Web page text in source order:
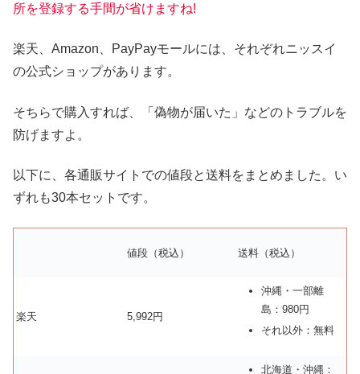
所を登録する手間が省けますね!
楽天、Amazon、PayPayモールには、それぞれニッスイ
の公式ショップがあります。
そちらで購入すれば、「偽物が届いた」などのトラブルを
防げますよ。
以下に、各通販サイトでの値段と送料をまとめました。い
ずれも30本セットです。
値段（税込） 送料（税込）
楽天 5,992円
沖縄・一部離
島：980円
それ以外：無料
北海道・沖縄：